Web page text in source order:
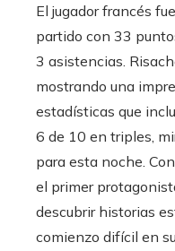
El jugador francés
partido con 33
3 asistencias.
mostrando una
estadísticas que
6 de 10 en triples,
para esta noche.
el primer
descubrir historias
comienzo difícil en